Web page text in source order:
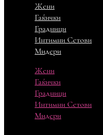
Жени
Гаќички
Градници
Интимни Сетови
Мидери
Жени
Гаќички
Градници
Интимни Сетови
Мидери